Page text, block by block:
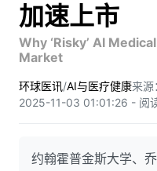
加速上市
Why ‘Risky’ AI
Market
环球医讯/AI与医疗健康来
2025-11-03 01:01:26 - 阅
约翰霍普金斯大学、